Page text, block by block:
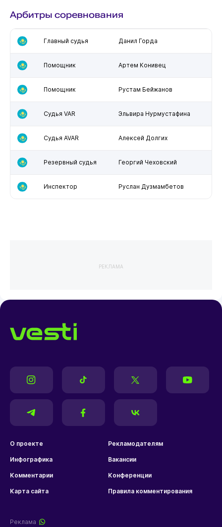
Арбитры соревнования
Главный судья Данил Горда
Помощник Артем Конивец
Помощник Рустам Бейжанов
Судья VAR Эльвира Нурмустафина
Судья AVAR Алексей Долгих
Резервный судья Георгий Чеховский
Инспектор Руслан Дузмамбетов
РЕКЛАМА
О проекте Рекламодателям
Инфографика Вакансии
Комментарии Конференции
Карта сайта Правила комментирования
Реклама